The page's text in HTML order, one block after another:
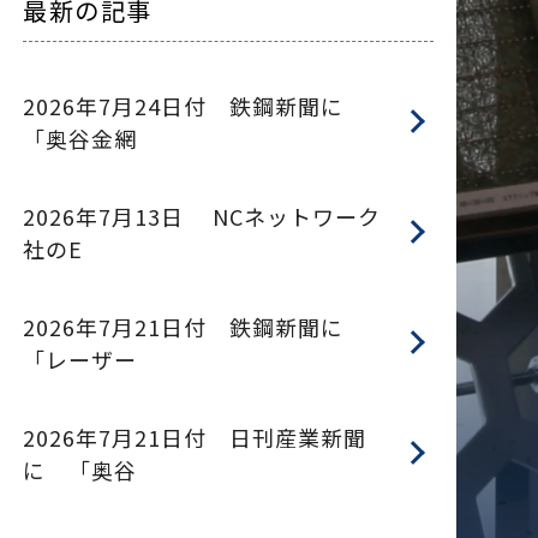
最新の記事
2026年7月24日付 鉄鋼新聞に
「奥谷金網
2026年7月13日 NCネットワーク
社のE
2026年7月21日付 鉄鋼新聞に
「レーザー
2026年7月21日付 日刊産業新聞
に 「奥谷